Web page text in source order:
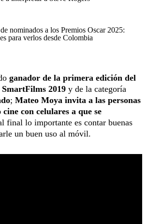
nominados a los Premios Oscar 2025:
para verlos desde Colombia
ganador de la primera edición del
2019 y de la categoría
; Mateo Moya invita a las personas
con celulares a que se
final lo importante es contar buenas
un buen uso al móvil.